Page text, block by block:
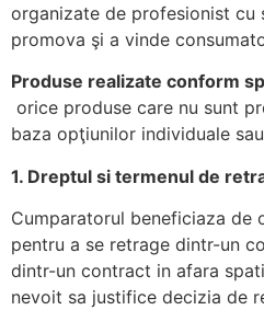
organizate de profesionist cu
promova şi a vinde
Produse realizate conform
orice produse care nu sunt
baza opţiunilor individuale
1. Dreptul si termenul de
Cumparatorul beneficiaza de
pentru a se retrage dintr-un
dintr-un contract in afara
nevoit sa justifice decizia de